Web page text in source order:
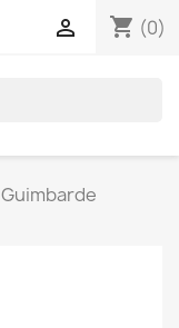
shopping_cart (0)

Guimbarde